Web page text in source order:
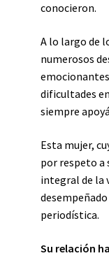
conocieron.
A lo largo de
numerosos
dificultades
siempre
Esta mujer,
por respeto a
integral de la
periodística.
Su relación